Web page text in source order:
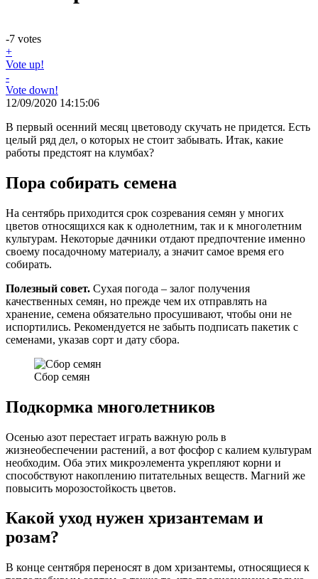
-7 votes
+
Vote up!
-
Vote down!
12/09/2020 14:15:06
В первый осенний месяц цветоводу скучать не придется. Есть
целый ряд дел, о которых не стоит забывать. Итак, какие
работы предстоят на клумбах?
Пора собирать семена
На сентябрь приходится срок созревания семян у многих
цветов относящихся как к однолетним, так и к многолетним
культурам. Некоторые дачники отдают предпочтение именно
своему посадочному материалу, а значит самое время его
собирать.
Полезный совет. Сухая погода – залог получения
качественных семян, но прежде чем их отправлять на
хранение, семена обязательно просушивают, чтобы они не
испортились. Рекомендуется не забыть подписать пакетик с
семенами, указав сорт и дату сбора.
Сбор семян
Подкормка многолетников
Осенью азот перестает играть важную роль в
жизнеобеспечении растений, а вот фосфор с калием культурам
необходим. Оба этих микроэлемента укрепляют корни и
способствуют накоплению питательных веществ. Магний же
повысить морозостойкость цветов.
Какой уход нужен хризантемам и
розам?
В конце сентября переносят в дом хризантемы, относящиеся к